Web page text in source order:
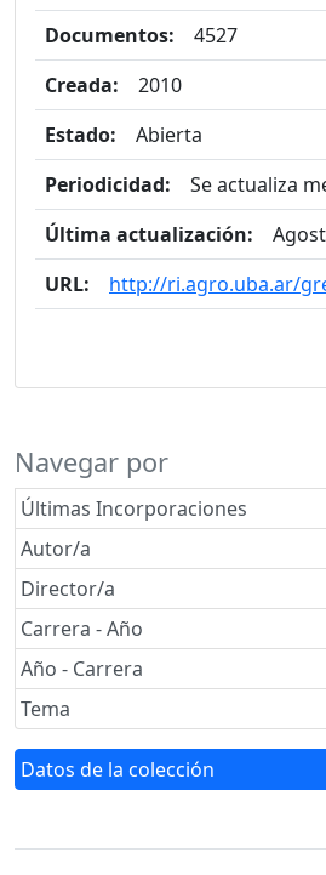
Documentos:
4527
Creada:
2010
Estado:
Abierta
Periodicidad:
Se actualiza
Última actualización:
URL:
http://ri.agro.uba.ar/
Navegar por
Últimas Incorporaciones
Autor/a
Director/a
Carrera - Año
Año - Carrera
Tema
Datos de la colección